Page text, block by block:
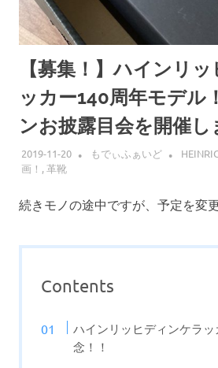
【募集！】ハインリ
ッカー140周年モデル
ンお披露目会を開催し
2019-11-20 もでぃふぁいど
画！ ,革靴
続きモノの途中ですが、予定を変
Contents
ハインリッヒディンケラ
念！！